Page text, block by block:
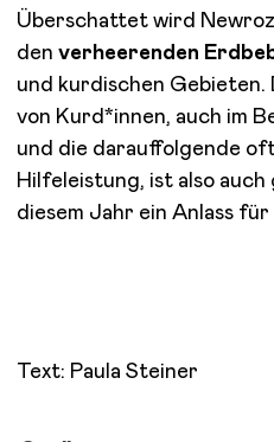
Überschattet wird
den verheerenden
und kurdischen
von Kurd*innen, auch im
und die darauffolgende
Hilfeleistung, ist also auch
diesem Jahr ein Anlass
Text: Paula Steiner